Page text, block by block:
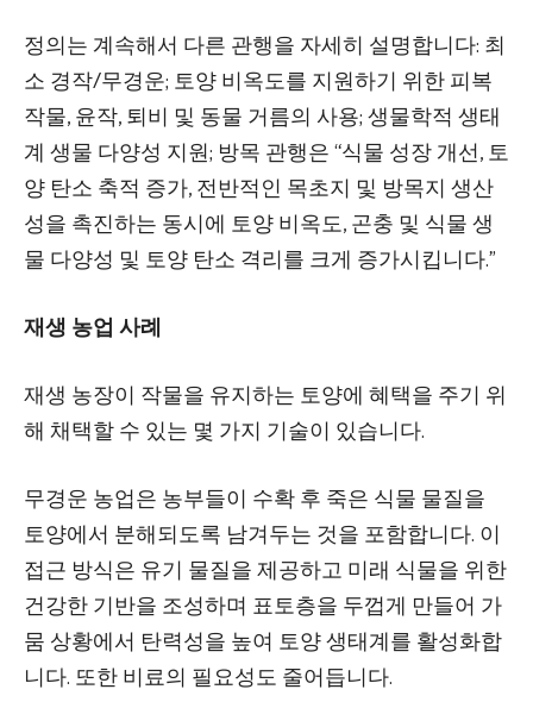
정의는 계속해서 다른 관행을 자세히 설명합니다: 최
소 경작/무경운; 토양 비옥도를 지원하기 위한 피복
작물, 윤작, 퇴비 및 동물 거름의 사용; 생물학적 생태
계 생물 다양성 지원; 방목 관행은 “식물 성장 개선, 토
양 탄소 축적 증가, 전반적인 목초지 및 방목지 생산
성을 촉진하는 동시에 토양 비옥도, 곤충 및 식물 생
물 다양성 및 토양 탄소 격리를 크게 증가시킵니다.”
재생 농업 사례
재생 농장이 작물을 유지하는 토양에 혜택을 주기 위
해 채택할 수 있는 몇 가지 기술이 있습니다.
무경운 농업은 농부들이 수확 후 죽은 식물 물질을
토양에서 분해되도록 남겨두는 것을 포함합니다. 이
접근 방식은 유기 물질을 제공하고 미래 식물을 위한
건강한 기반을 조성하며 표토층을 두껍게 만들어 가
뭄 상황에서 탄력성을 높여 토양 생태계를 활성화합
니다. 또한 비료의 필요성도 줄어듭니다.